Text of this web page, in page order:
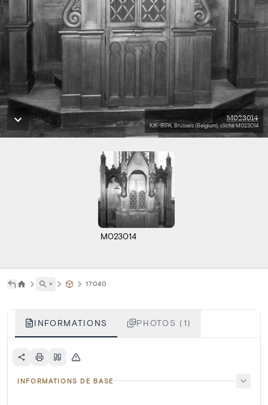
M023014
KIK-IRPA, Brussels (Belgium), cliché M023014
M023014
˅ 17040
INFORMATIONS PHOTOS (1)
INFORMATIONS DE BASE